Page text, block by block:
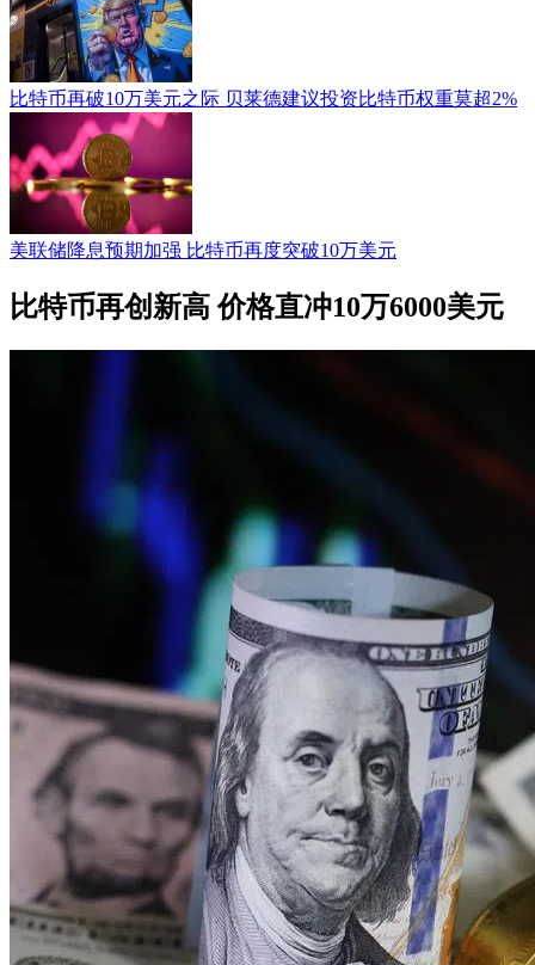
比特币再破10万美元之际 贝莱德建议投资比特币权重莫超2%
美联储降息预期加强 比特币再度突破10万美元
比特币再创新高 价格直冲10万6000美元